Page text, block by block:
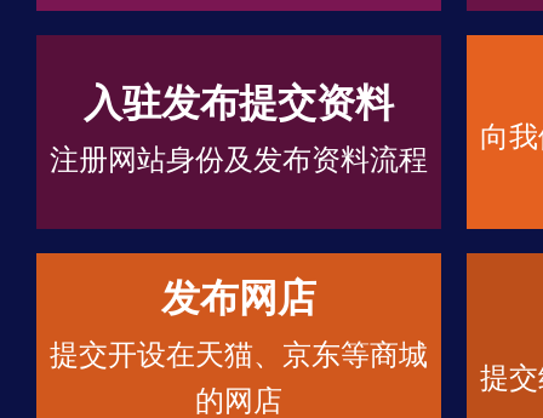
入驻发布提交资料
注册网站身份及发布资料流程
向
发布网店
提交开设在天猫、京东等商城
的网店
提